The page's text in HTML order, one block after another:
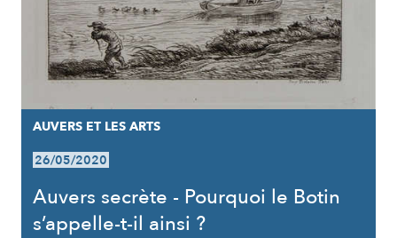
AUVERS ET LES ARTS
26/05/2020
Auvers secrète - Pourquoi le Botin
s’appelle-t-il ainsi ?